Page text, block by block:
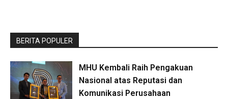
BERITA POPULER
MHU Kembali Raih Pengakuan
Nasional atas Reputasi dan
Komunikasi Perusahaan